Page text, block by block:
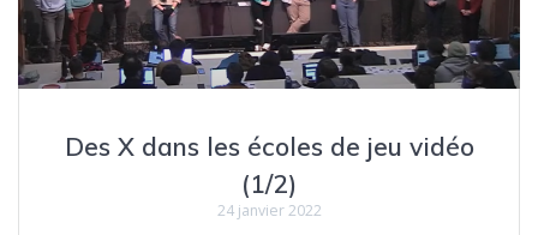
Des X dans les écoles de jeu vidéo
(1/2)
24 janvier 2022